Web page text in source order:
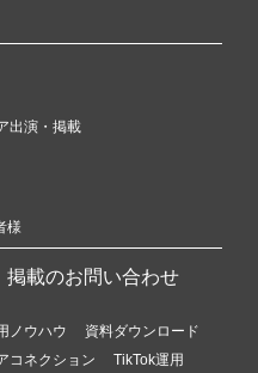
出演・掲載
様
掲載のお問い合わせ
ノウハウ
資料ダウンロード
コネクション
TikTok運用